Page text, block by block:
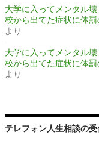
大学に入ってメンタル
校から出てた症状に体罰
より
大学に入ってメンタル
校から出てた症状に体罰
より
テレフォン人生相談の